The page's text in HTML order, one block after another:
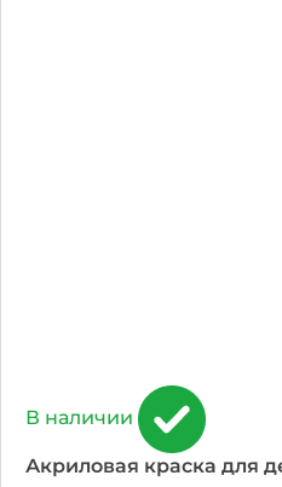
В наличии
Акриловая краска для